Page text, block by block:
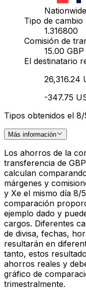
Nationwide
Tipo de cambio
1.316800
Comisión de
15.00 GBP
El destinatario
26,316.24
-347.75
Tipos obtenidos el
Más información
Los ahorros de la
transferencia de
calculan
márgenes y
y Xe el mismo día 8/
comparación
ejemplo dado y
cargos. Diferentes
de divisa, fechas,
resultarán en
tanto, estos
ahorros reales y
gráfico de
trimestralmente.